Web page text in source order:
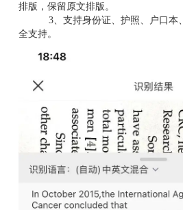
排版，保留原文排版。
3、支持身份证、护照、户口本、
全支持。